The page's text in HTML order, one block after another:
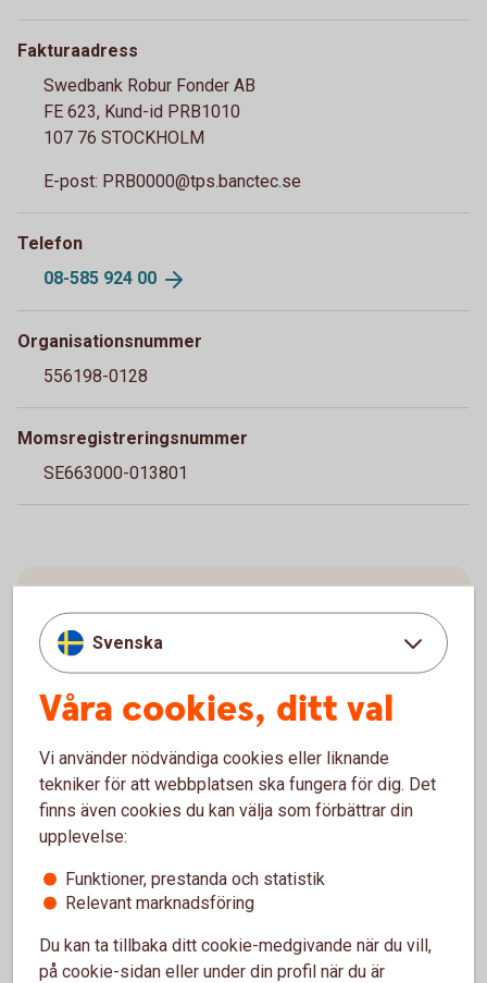
Fakturaadress
Swedbank Robur Fonder AB
FE 623, Kund-id PRB1010
107 76 STOCKHOLM
E-post: PRB0000@tps.banctec.se
Telefon
08-585 924 00
Organisationsnummer
556198-0128
Momsregistreringsnummer
SE663000-013801
Har du frågor om ditt
sparande?
Är du kund hos Swedbank? På
swedbank.se/kontakt
kan du välja det
Är du kund i en sparbank eller en annan bank
hittar du kontaktuppgifter på deras webb.
Representerar du ett företag eller organisation
hittar du kontaktuppgifter till våra
Svenska
Våra cookies, ditt val
Vi använder nödvändiga cookies eller liknande
tekniker för att webbplatsen ska fungera för dig. Det
finns även cookies du kan välja som förbättrar din
upplevelse:
Funktioner, prestanda och statistik
Relevant marknadsföring
Du kan ta tillbaka ditt cookie-medgivande när du vill,
på cookie-sidan eller under din profil när du är